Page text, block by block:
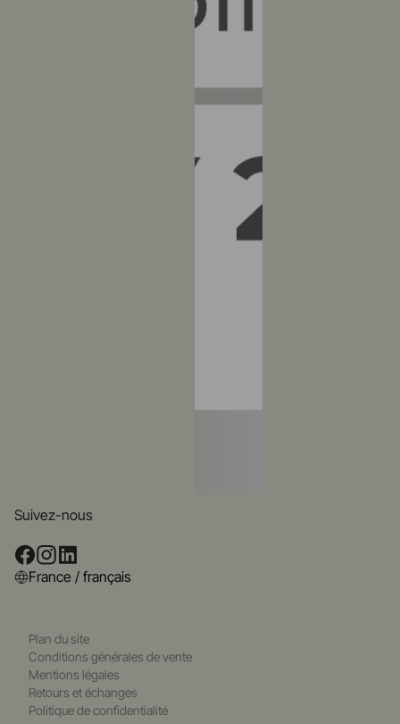
Suivez-nous
France / français
Plan du site
Conditions générales de vente
Mentions légales
Retours et échanges
Politique de confidentialité